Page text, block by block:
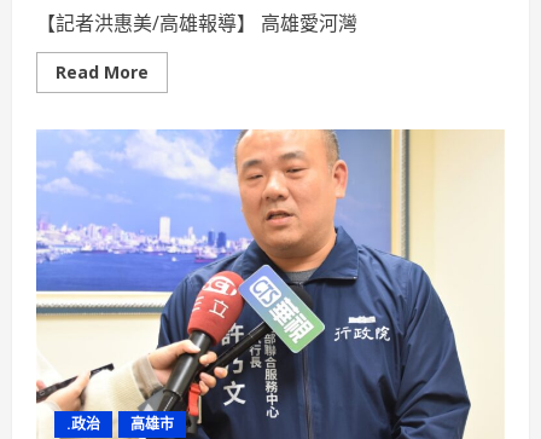
【記者洪惠美/高雄報導】 高雄愛河灣
Read More
more
歡
的
「2025
Kaohsiung
Wonderland
高
雄
冬
日
遊
樂
園」
1/25
盛
大
登
場
.政治 高雄市